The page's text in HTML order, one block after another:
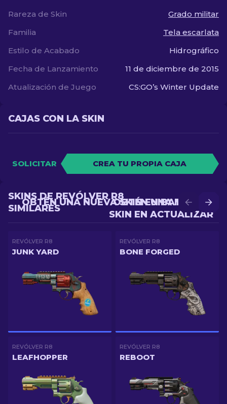
Rareza de Skin
Grado militar
Familia
Tela escarlata
Estilo de Acabado
Hidrográfico
Fecha de Lanzamiento
11 de diciembre de 2015
Atualización de Juego
CS:GO’s Winter Update
CAJAS CON LA SKIN
SOLICITAR CREA TU PROPIA CAJA
OBTÉN UNA MEJOR
SKIN EN ACTUALIZAR
OBTÉN UNA NUEVA SKIN EN BATALLA
SKINS DE REVÓLVER R8
SIMILARES
REVÓLVER R8
JUNK YARD
REVÓLVER R8
BONE FORGED
REVÓLVER R8
LEAFHOPPER
REVÓLVER R8
REBOOT